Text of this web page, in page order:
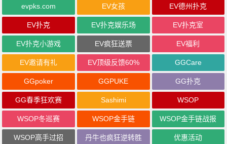
evpks.com EV女孩 EV德州扑克
EV扑克 EV扑克娱乐场 EV扑克室
EV扑克小游戏 EV疯狂送票 EV福利
EV邀请有礼 EV顶级反馈60% GGCare
GGpoker GGPUKE GG扑克
GG春季狂欢赛 Sashimi WSOP
WSOP冬巡赛 WSOP金手链 WSOP金手链战报
WSOP高手过招 丹牛也疯狂逆转胜 优惠活动